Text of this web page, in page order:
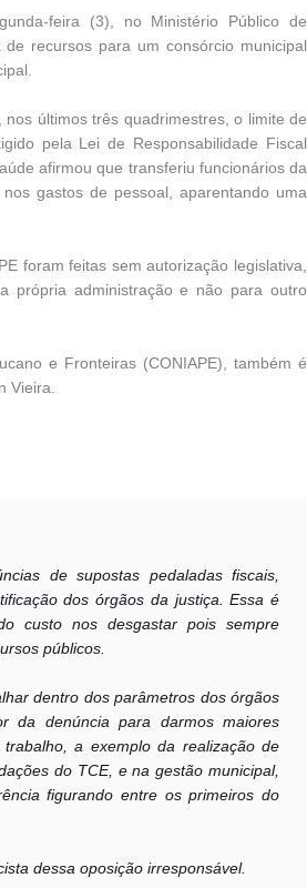
feira (3), no Ministério Público de
recursos para um consórcio municipal
últimos três quadrimestres, o limite de
pela Lei de Responsabilidade Fiscal
afirmou que transferiu funcionários da
gastos de pessoal, aparentando uma
foram feitas sem autorização legislativa,
própria administração e não para outro
e Fronteiras (CONIAPE), também é
Vieira.
de supostas pedaladas fiscais,
dos órgãos da justiça. Essa é
custo nos desgastar pois sempre
públicos.
dentro dos parâmetros dos órgãos
da denúncia para darmos maiores
a exemplo da realização de
do TCE, e na gestão municipal,
figurando entre os primeiros do
dessa oposição irresponsável.